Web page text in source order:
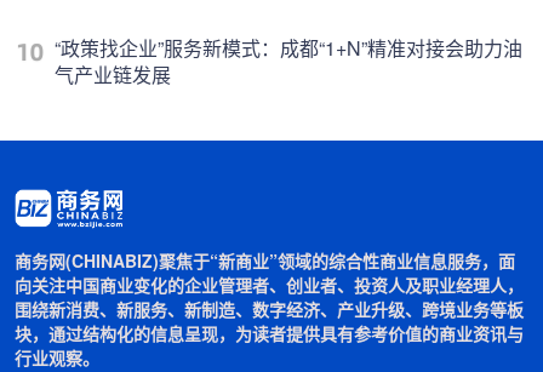
“政策找企业”服务新模式：成都“1+N”精准对接会助力油
气产业链发展
商务网(CHINABIZ)聚焦于“新商业”领域的综合性商业信息服务，面
向关注中国商业变化的企业管理者、创业者、投资人及职业经理人，
围绕新消费、新服务、新制造、数字经济、产业升级、跨境业务等板
块，通过结构化的信息呈现，为读者提供具有参考价值的商业资讯与
行业观察。